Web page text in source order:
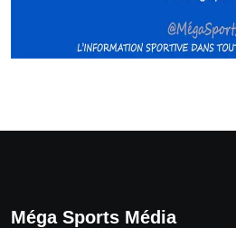
Méga Sports Média